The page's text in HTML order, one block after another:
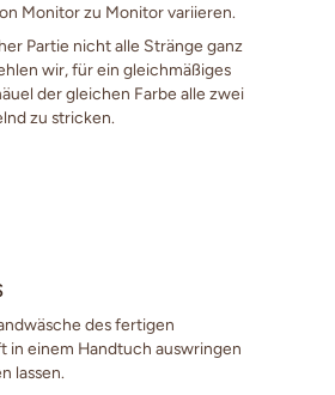
Monitor zu Monitor variieren.
Partie nicht alle Stränge ganz
wir, für ein gleichmäßiges
der gleichen Farbe alle zwei
zu stricken.
des fertigen
in einem Handtuch auswringen
lassen.